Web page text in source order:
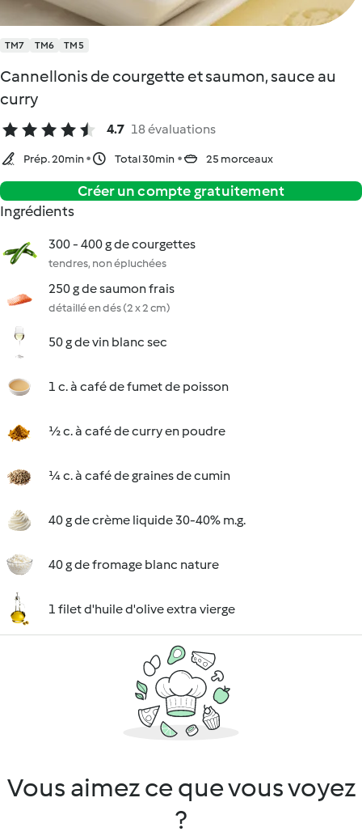
TM7 TM6 TM5
Cannellonis de courgette et saumon, sauce au
curry
4.7 18 évaluations
Prép. 20min Total 30min 25 morceaux
Créer un compte gratuitement
Ingrédients
300 - 400 g de courgettes
tendres, non épluchées
250 g de saumon frais
détaillé en dés (2 x 2 cm)
50 g de vin blanc sec
1 c. à café de fumet de poisson
½ c. à café de curry en poudre
¼ c. à café de graines de cumin
40 g de crème liquide 30-40% m.g.
40 g de fromage blanc nature
1 filet d'huile d'olive extra vierge
Vous aimez ce que vous voyez
?